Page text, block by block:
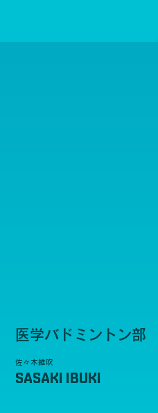
医学バドミントン部
佐々木維吹
SASAKI IBUKI